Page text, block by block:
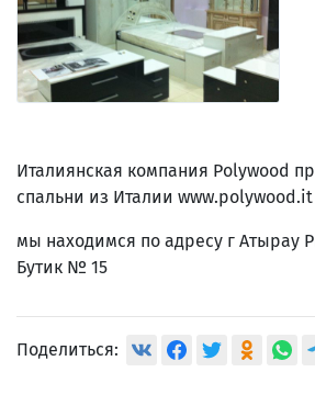
Италиянская компания Polywood
спальни из Италии www.polywood.it
мы находимся по адресу г Атырау
Бутик № 15
Поделиться: